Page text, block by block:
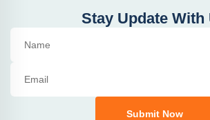
Stay Update With
Submit Now